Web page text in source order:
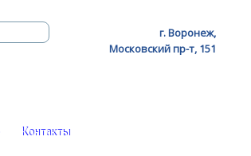
г. Воронеж,
Московский пр-т, 151
Контакты